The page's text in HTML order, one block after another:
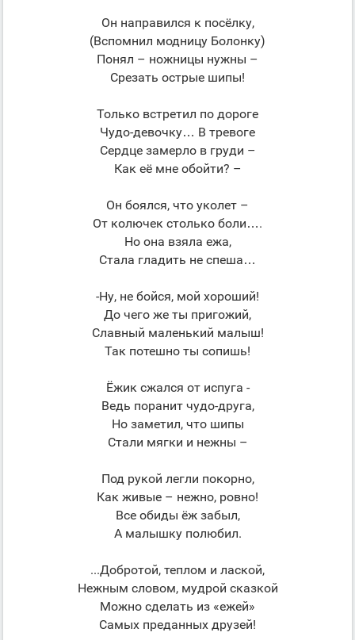
Он направился к посёлку,
(Вспомнил модницу Болонку)
Понял – ножницы нужны –
Срезать острые шипы!
Только встретил по дороге
Чудо-девочку… В тревоге
Сердце замерло в груди –
Как её мне обойти? –
Он боялся, что уколет –
От колючек столько боли….
Но она взяла ежа,
Стала гладить не спеша…
-Ну, не бойся, мой хороший!
До чего же ты пригожий,
Славный маленький малыш!
Так потешно ты сопишь!
Ёжик сжался от испуга -
Ведь поранит чудо-друга,
Но заметил, что шипы
Стали мягки и нежны –
Под рукой легли покорно,
Как живые – нежно, ровно!
Все обиды ёж забыл,
А малышку полюбил.
...Добротой, теплом и лаской,
Нежным словом, мудрой сказкой
Можно сделать из «ежей»
Самых преданных друзей!